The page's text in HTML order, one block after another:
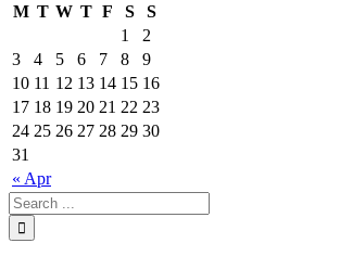
M T W T F S S
« Apr
1
2
3
4 5 6 7 8
9
10 11 12 13 14 15 16
17 18 19 20 21 22 23
24 25 26 27 28 29 30
31